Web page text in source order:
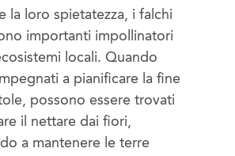
la loro spietatezza, i falchi
importanti impollinatori
locali. Quando
a pianificare la fine
possono essere trovati
il nettare dai fiori,
a mantenere le terre